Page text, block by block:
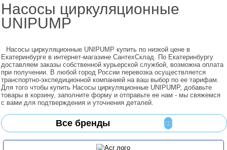
Насосы циркуляционные
UNIPUMP
Насосы циркуляционные UNIPUMP купить по низкой цене в
Екатеринбурге в интернет-магазине СантехСклад. По Екатеринбургу
доставляем заказы собственной курьерской службой, возможна оплата
при получении. В любой город России перевозка осуществляется
транспортно-экспедиционной компанией на ваш выбор по ее тарифам.
Для того чтобы купить Насосы циркуляционные UNIPUMP, добавьте
товары в корзину, заполните форму и отправьте ее нам - мы свяжемся
с вами для подтверждения и уточнения деталей.
Все бренды